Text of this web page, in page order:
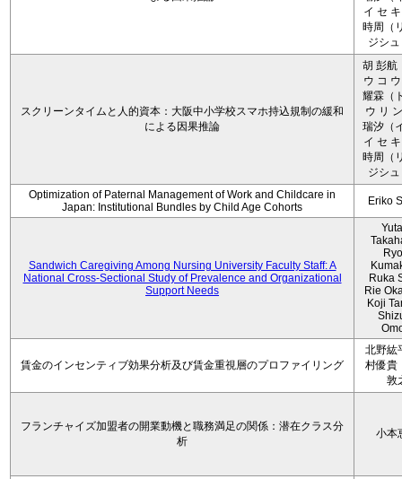
イ セ
時周（
ジシ
スクリーンタイムと人的資本：大阪中小学校スマホ持込規制の緩和
による因果推論
胡 彭航
ウ コ
耀霖（
ウ リ
瑞汐（
イ セ
時周（
ジシ
Optimization of Paternal Management of Work and Childcare in
Japan: Institutional Bundles by Child Age Cohorts
Eriko
Sandwich Caregiving Among Nursing University Faculty Staff: A
National Cross-Sectional Study of Prevalence and Organizational
Support Needs
Ruka
Rie
Koji
賃金のインセンティブ効果分析及び賃金重視層のプロファイリング
北野紘
村優貴
敦
フランチャイズ加盟者の開業動機と職務満足の関係：潜在クラス分
析
小本